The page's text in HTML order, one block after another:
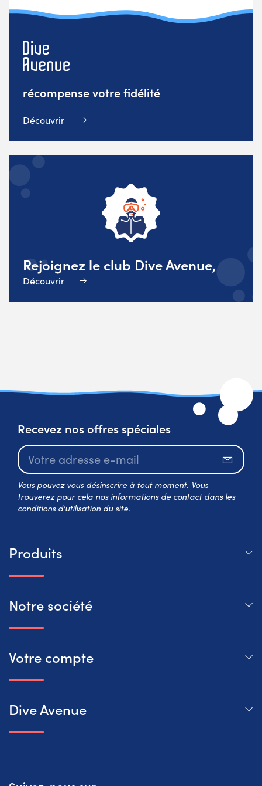
récompense votre fidélité
Découvrir
Rejoignez le club Dive Avenue,
Découvrir
Recevez nos offres spéciales
Vous pouvez vous désinscrire à tout moment. Vous
trouverez pour cela nos informations de contact dans les
conditions d'utilisation du site.
Produits
Notre société
Votre compte
Dive Avenue